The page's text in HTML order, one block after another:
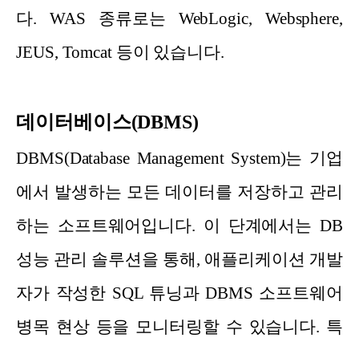
다. WAS 종류로는 WebLogic, Websphere,
JEUS, Tomcat 등이 있습니다.
데이터베이스(DBMS)
DBMS(Database Management System)는 기업
에서 발생하는 모든 데이터를 저장하고 관리
하는 소프트웨어입니다. 이 단계에서는 DB
성능 관리 솔루션을 통해, 애플리케이션 개발
자가 작성한 SQL 튜닝과 DBMS 소프트웨어
병목 현상 등을 모니터링할 수 있습니다. 특